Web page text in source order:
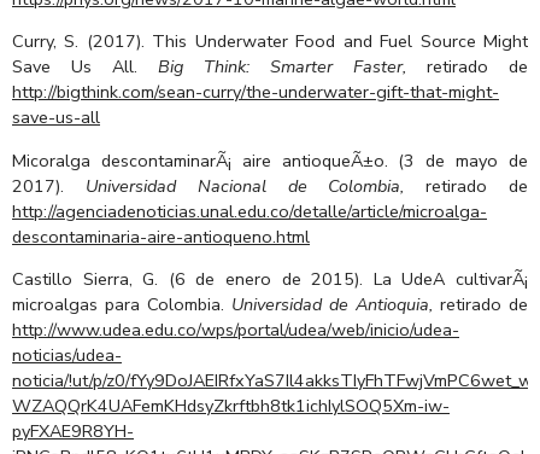
Curry, S. (2017). This Underwater Food and Fuel Source Might
Save Us All. Big Think: Smarter Faster, retirado de
http://bigthink.com/sean-curry/the-underwater-gift-that-might-
save-us-all
Micoralga descontaminarÃ¡ aire antioqueÃ±o. (3 de mayo de
2017). Universidad Nacional de Colombia,retirado de
http://agenciadenoticias.unal.edu.co/detalle/article/microalga-
descontaminaria-aire-antioqueno.html
Castillo Sierra, G. (6 de enero de 2015). La UdeA cultivarÃ¡
microalgas para Colombia. Universidad de Antioquia, retirado de
http://www.udea.edu.co/wps/portal/udea/web/inicio/udea-
noticias/udea-
noticia/!ut/p/z0/
WZAQQrK4UAFemKHdsyZkrftbh8tk1ichIylSOQ5Xm-iw-
pyFXAE9R8YH-